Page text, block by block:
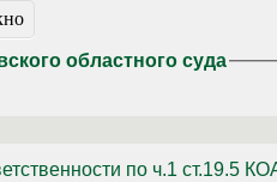
областного суда
по ч.1 ст.19.5